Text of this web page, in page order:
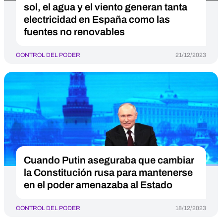
sol, el agua y el viento generan tanta
electricidad en España como las
fuentes no renovables
CONTROL DEL PODER 21/12/2023
Cuando Putin aseguraba que cambiar
la Constitución rusa para mantenerse
en el poder amenazaba al Estado
CONTROL DEL PODER 18/12/2023